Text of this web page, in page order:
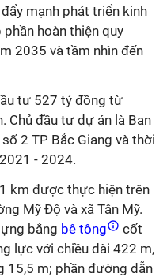
mạnh phát triển kinh
hoàn thiện quy
2035 và tầm nhìn đến
tư 527 tỷ đồng từ
Chủ đầu tư dự án là Ban
2 TP Bắc Giang và thời
- 2024.
km được thực hiện trên
Mỹ Độ và xã Tân Mỹ.
bằng bê tông
cốt
lực với chiều dài 422 m,
15,5 m; phần đường dẫn